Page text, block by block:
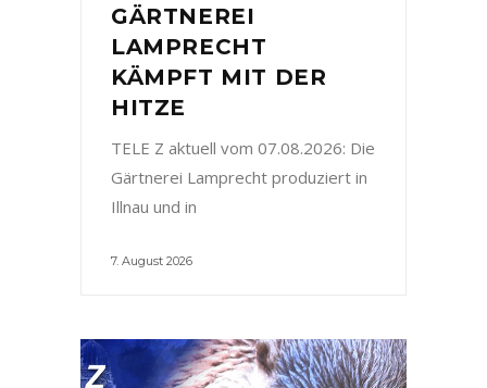
GÄRTNEREI
LAMPRECHT
KÄMPFT MIT DER
HITZE
TELE Z aktuell vom 07.08.2026: Die
Gärtnerei Lamprecht produziert in
Illnau und in
7. August 2026